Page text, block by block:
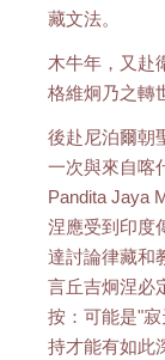
藏文法。
木牛年，又赴
格維炯乃之轉
後赴尼泊爾朝
一次與來自喀
Pandita Jaya
涅應受到印度
達討論律藏和
言丘吉炯涅必
按：可能是"
持才能有如此